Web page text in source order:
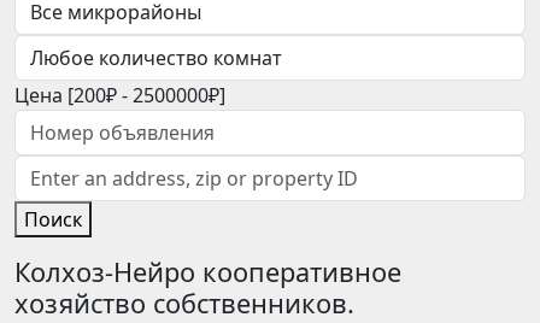
Цена [200₽-2500000₽]
Поиск
Колхоз-Нейро кооперативное
хозяйство собственников.